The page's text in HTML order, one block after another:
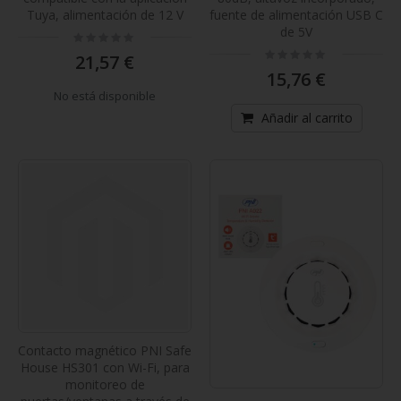
Tuya, alimentación de 12 V
21,57 €
No está disponible
fuente de alimentación USB C
de 5V
15,76 €
Añadir al carrito
Contacto magnético PNI Safe
House HS301 con Wi-Fi, para
monitoreo de